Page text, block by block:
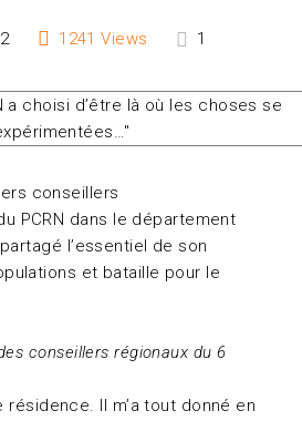
1241 Views 1
conseillers
PCRN dans le département
partagé l’essentiel de son
et bataille pour le
conseillers régionaux du 6
résidence. Il m’a tout donné en